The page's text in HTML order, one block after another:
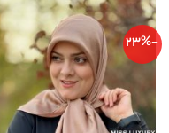
-23%